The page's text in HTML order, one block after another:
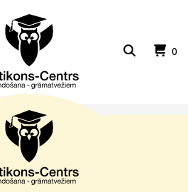
0